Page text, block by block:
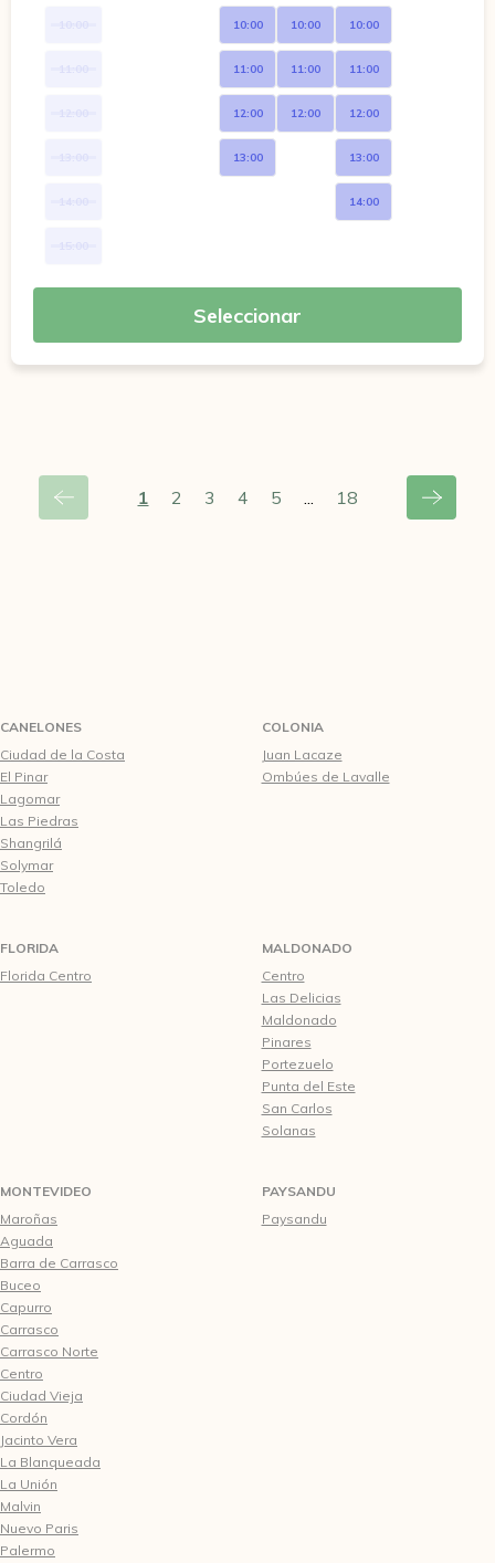
10:00
11:00
12:00
13:00
10:00
11:00
12:00
10:00
11:00
12:00
13:00
14:00
Seleccionar
1 2 3 4 5 ... 18
CANELONES
Ciudad de la Costa
El Pinar
Lagomar
Las Piedras
Shangrilá
Solymar
Toledo
COLONIA
Juan Lacaze
Ombúes de Lavalle
FLORIDA
Florida Centro
MALDONADO
Centro
Las Delicias
Maldonado
Pinares
Portezuelo
Punta del Este
San Carlos
Solanas
MONTEVIDEO
Maroñas
Aguada
Barra de Carrasco
Buceo
Capurro
Carrasco
Carrasco Norte
Centro
Ciudad Vieja
Cordón
Jacinto Vera
La Blanqueada
La Unión
Malvin
Nuevo Paris
Palermo
PAYSANDU
Paysandu